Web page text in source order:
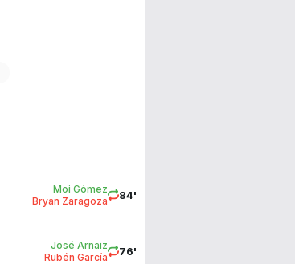
84'
Moi Gómez
Bryan Zaragoza
76'
José Arnaiz
Rubén García